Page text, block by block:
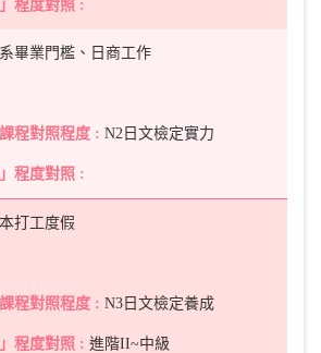
畢業門檻、日商工作
N2日文檢定實力
打工度假
N3日文檢定養成
進階II~中級